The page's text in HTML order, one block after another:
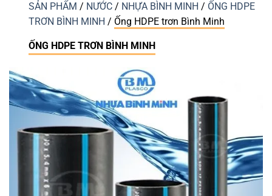
SẢN PHẨM / NƯỚC / NHỰA BÌNH MINH / ỐNG HDPE
TRƠN BÌNH MINH / Ống HDPE trơn Bình Minh
ỐNG HDPE TRƠN BÌNH MINH